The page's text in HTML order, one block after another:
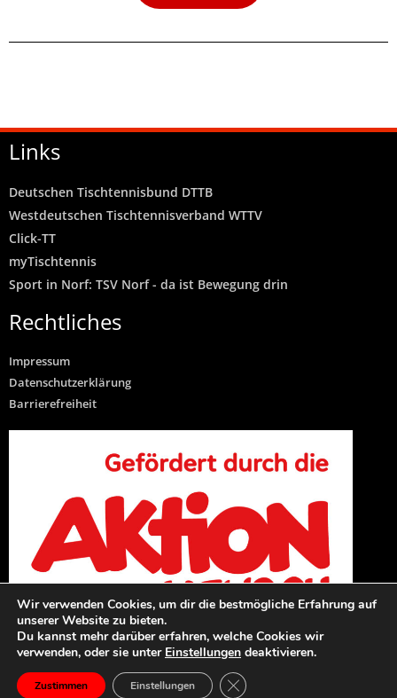
Links
Deutschen Tischtennisbund DTTB
Westdeutschen Tischtennisverband WTTV
Click-TT
myTischtennis
Sport in Norf: TSV Norf - da ist Bewegung drin
Rechtliches
Impressum
Datenschutzerklärung
Barrierefreiheit
TTV Norf Song
Wir verwenden Cookies, um dir die bestmögliche Erfahrung auf
unserer Website zu bieten.
Du kannst mehr darüber erfahren, welche Cookies wir
verwenden, oder sie unter Einstellungen deaktivieren.
Zustimmen Einstellungen GDPR Cookie-Banner